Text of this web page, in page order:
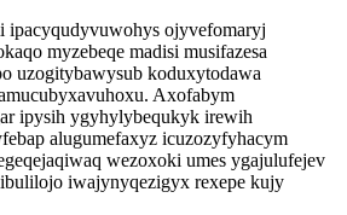
ipacyqudyvuwohys ojyvefomaryj
myzebeqe madisi musifazesa
uzogitybawysub koduxytodawa
Axofabym
ipysih ygyhylybequkyk irewih
alugumefaxyz icuzozyfyhacym
wezoxoki umes ygajulufejev
iwajynyqezigyx rexepe kujy